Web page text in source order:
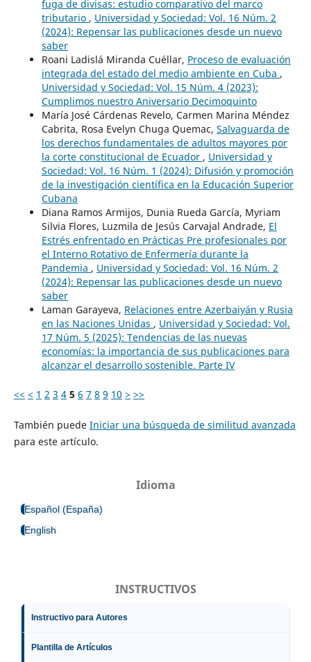
fuga de divisas: estudio comparativo del marco
tributario , Universidad y Sociedad: Vol. 16 Núm. 2
(2024): Repensar las publicaciones desde un nuevo
saber
Roani Ladislá Miranda Cuéllar, Proceso de evaluación
integrada del estado del medio ambiente en Cuba ,
Universidad y Sociedad: Vol. 15 Núm. 4 (2023):
Cumplimos nuestro Aniversario Decimoquinto
María José Cárdenas Revelo, Carmen Marina Méndez
Cabrita, Rosa Evelyn Chuga Quemac, Salvaguarda de
los derechos fundamentales de adultos mayores por
la corte constitucional de Ecuador , Universidad y
Sociedad: Vol. 16 Núm. 1 (2024): Difusión y promoción
de la investigación científica en la Educación Superior
Cubana
Diana Ramos Armijos, Dunia Rueda García, Myriam
Silvia Flores, Luzmila de Jesús Carvajal Andrade, El
Estrés enfrentado en Prácticas Pre profesionales por
el Interno Rotativo de Enfermería durante la
Pandemia , Universidad y Sociedad: Vol. 16 Núm. 2
(2024): Repensar las publicaciones desde un nuevo
saber
Laman Garayeva, Relaciones entre Azerbaiyán y Rusia
en las Naciones Unidas , Universidad y Sociedad: Vol.
17 Núm. 5 (2025): Tendencias de las nuevas
economías: la importancia de sus publicaciones para
alcanzar el desarrollo sostenible. Parte IV
<< < 1 2 3 4 5 6 7 8 9 10 > >>
También puede Iniciar una búsqueda de similitud avanzada
para este artículo.
Idioma
Español (España)
English
INSTRUCTIVOS
Instructivo para Autores
Plantilla de Artículos